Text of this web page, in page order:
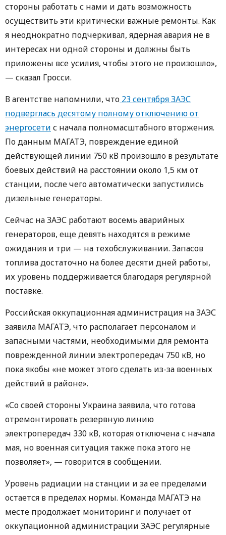
стороны работать с нами и дать возможность
осуществить эти критически важные ремонты. Как
я неоднократно подчеркивал, ядерная авария не в
интересах ни одной стороны и должны быть
приложены все усилия, чтобы этого не произошло»,
— сказал Гросси.
В агентстве напомнили, что 23 сентября ЗАЭС
подверглась десятому полному отключению от
энергосети с начала полномасштабного вторжения.
По данным МАГАТЭ, повреждение единой
действующей линии 750 кВ произошло в результате
боевых действий на расстоянии около 1,5 км от
станции, после чего автоматически запустились
дизельные генераторы.
Сейчас на ЗАЭС работают восемь аварийных
генераторов, еще девять находятся в режиме
ожидания и три — на техобслуживании. Запасов
топлива достаточно на более десяти дней работы,
их уровень поддерживается благодаря регулярной
поставке.
Российская оккупационная администрация на ЗАЭС
заявила МАГАТЭ, что располагает персоналом и
запасными частями, необходимыми для ремонта
поврежденной линии электропередач 750 кВ, но
пока якобы «не может этого сделать из-за военных
действий в районе».
«Со своей стороны Украина заявила, что готова
отремонтировать резервную линию
электропередач 330 кВ, которая отключена с начала
мая, но военная ситуация также пока этого не
позволяет», — говорится в сообщении.
Уровень радиации на станции и за ее пределами
остается в пределах нормы. Команда МАГАТЭ на
месте продолжает мониторинг и получает от
оккупационной администрации ЗАЭС регулярные